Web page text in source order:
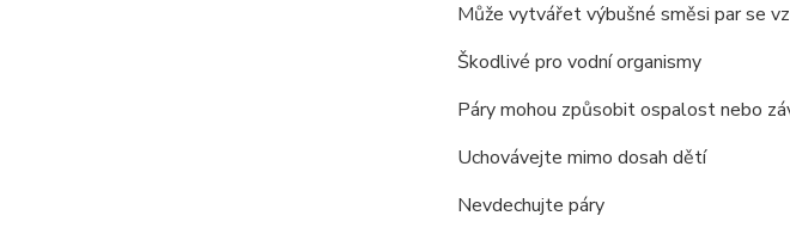
Může vytvářet výbušné směsi par se
Škodlivé pro vodní organismy
Páry mohou způsobit ospalost nebo
Uchovávejte mimo dosah dětí
Nevdechujte páry